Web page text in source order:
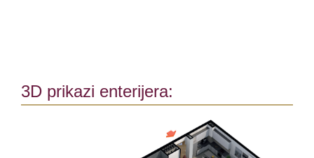
3D prikazi enterijera: